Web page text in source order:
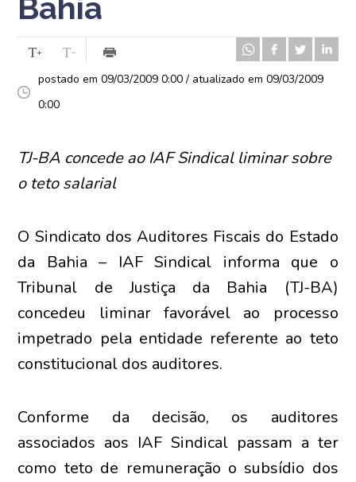
Bahia
postado em 09/03/2009 0:00 / atualizado em 09/03/2009
0:00
TJ-BA concede ao IAF Sindical liminar sobre
o teto salarial
O Sindicato dos Auditores Fiscais do Estado
da Bahia – IAF Sindical informa que o
Tribunal de Justiça da Bahia (TJ-BA)
concedeu liminar favorável ao processo
impetrado pela entidade referente ao teto
constitucional dos auditores.
Conforme da decisão, os auditores
associados aos IAF Sindical passam a ter
como teto de remuneração o subsídio dos